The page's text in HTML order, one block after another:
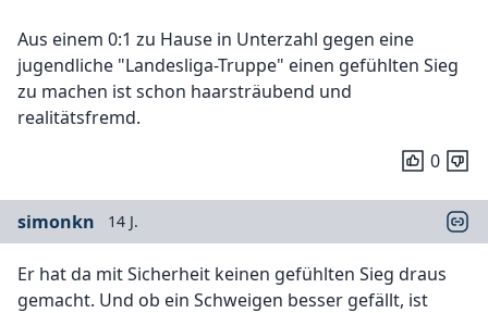
Aus einem 0:1 zu Hause in Unterzahl gegen eine
jugendliche "Landesliga-Truppe" einen gefühlten Sieg
zu machen ist schon haarsträubend und
realitätsfremd.
0
simonkn 14 J.
Er hat da mit Sicherheit keinen gefühlten Sieg draus
gemacht. Und ob ein Schweigen besser gefällt, ist